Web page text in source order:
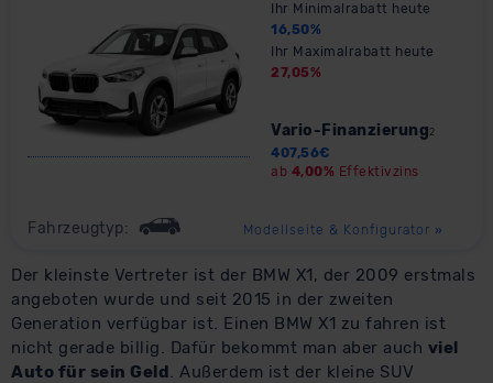
Ihr Minimalrabatt heute
16,50%
Ihr Maximalrabatt heute
27,05%
Vario-Finanzierung 2
407,56€
ab 4,00% Effektivzins
Fahrzeugtyp: Modellseite & Konfigurator »
Der kleinste Vertreter ist der BMW X1, der 2009 erstmals
angeboten wurde und seit 2015 in der zweiten
Generation verfügbar ist. Einen BMW X1 zu fahren ist
nicht gerade billig. Dafür bekommt man aber auch viel
Auto für sein Geld . Außerdem ist der kleine SUV